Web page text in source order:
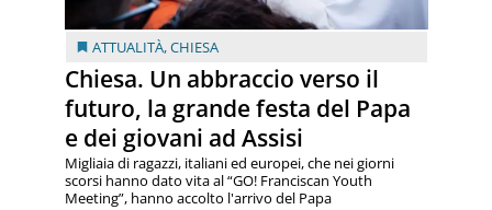
ATTUALITÀ,CHIESA
Chiesa. Un abbraccio verso il
futuro, la grande festa del Papa
e dei giovani ad Assisi
Migliaia di ragazzi, italiani ed europei, che nei giorni
scorsi hanno dato vita al “GO! Franciscan Youth
Meeting”, hanno accolto l'arrivo del Papa